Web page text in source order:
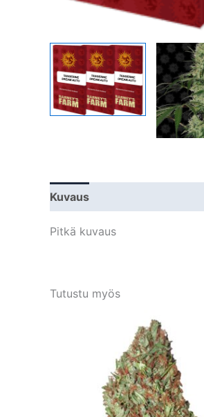
Kuvaus
Pitkä kuvaus
Tutustu myös